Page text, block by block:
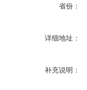
省份：
详细地址：
补充说明：